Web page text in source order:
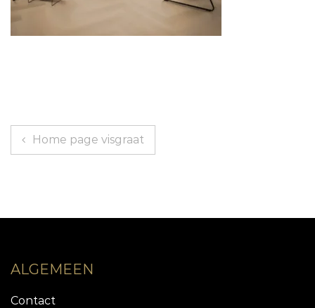
Berichtnavigatie
Home page visgraat
ALGEMEEN
Contact